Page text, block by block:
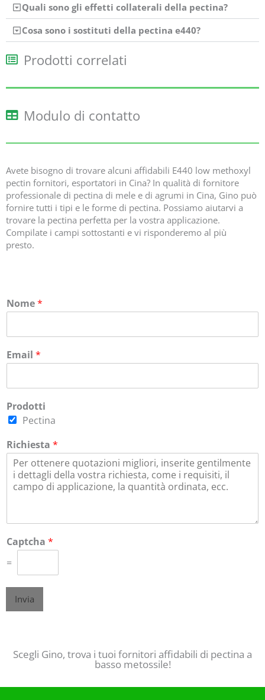
Quali sono gli effetti collaterali della pectina?
Cosa sono i sostituti della pectina e440?
Prodotti correlati
Modulo di contatto
Avete bisogno di trovare alcuni affidabili E440 low methoxyl
pectin fornitori, esportatori in Cina? In qualità di fornitore
professionale di pectina di mele e di agrumi in Cina, Gino può
fornire tutti i tipi e le forme di pectina. Possiamo aiutarvi a
trovare la pectina perfetta per la vostra applicazione.
Compilate i campi sottostanti e vi risponderemo al più
presto.
Nome*
Email *
Prodotti
Pectina
Richiesta *
Captcha *
=
Invia
Scegli Gino, trova i tuoi fornitori affidabili di pectina a
basso metossile!